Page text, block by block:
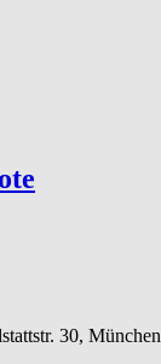
30, München